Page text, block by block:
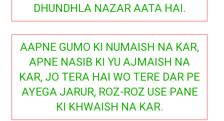
DHUNDHLA NAZAR AATA HAI.
AAPNE GUMO KI NUMAISH NA KAR,
APNE NASIB KI YU AJMAISH NA
KAR, JO TERA HAI WO TERE DAR PE
AYEGA JARUR, ROZ-ROZ USE PANE
KI KHWAISH NA KAR.